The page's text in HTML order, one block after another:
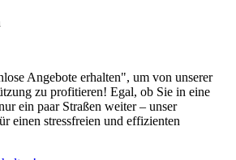
Angebote erhalten", um von unserer
zu profitieren! Egal, ob Sie in eine
ein paar Straßen weiter – unser
einen stressfreien und effizienten